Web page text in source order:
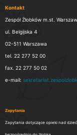
Kontakt
Zespół Żłobków m.st.
ul. Belgijska 4
02-511 Warszawa
tel. 22 277 52 00
fax. 22 277 50 02
e-mail:
Zapytania
Zapytania dotyczące opieki nad